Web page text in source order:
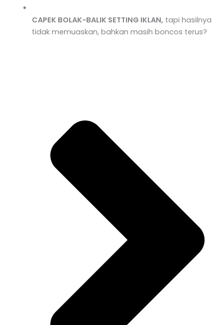
CAPEK BOLAK-BALIK SETTING IKLAN, tapi hasilnya
tidak memuaskan, bahkan masih boncos terus?